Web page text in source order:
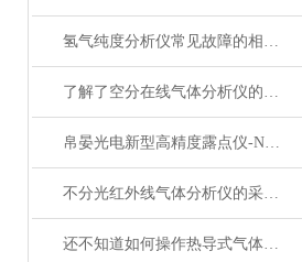
氢气纯度分析仪常见故障的相应解决方法分享
了解了空分在线气体分析仪的基本元件才能更好的使用它
帛晏光电新型高精度露点仪-NK-300系列露点仪
不分光红外线气体分析仪的采样方法介绍
还不知道如何操作热导式气体分析仪？其实很简单